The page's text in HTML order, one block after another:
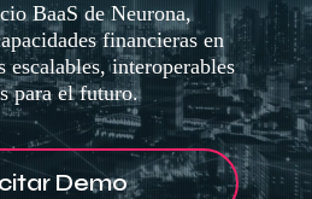
BaaS de Neurona,
financieras en
escalables, interoperables
para el futuro.
Demo